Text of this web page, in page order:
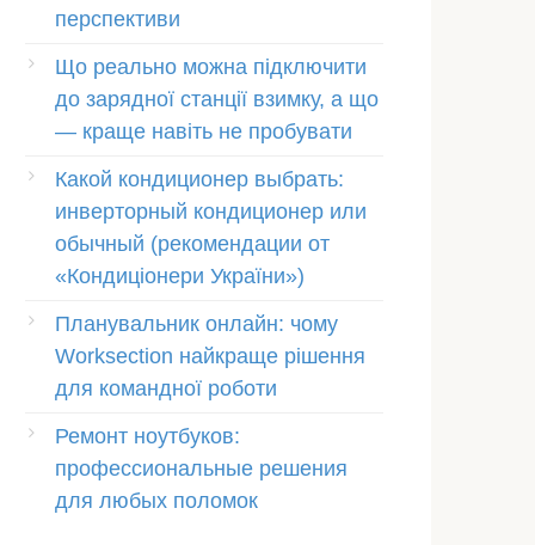
перспективи
Що реально можна підключити
до зарядної станції взимку, а що
— краще навіть не пробувати
Какой кондиционер выбрать:
инверторный кондиционер или
обычный (рекомендации от
«Кондиціонери України»)
Планувальник онлайн: чому
Worksection найкраще рішення
для командної роботи
Ремонт ноутбуков:
профессиональные решения
для любых поломок